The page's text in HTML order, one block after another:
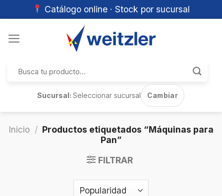
Catálogo online · Stock por sucursal
por:
Sucursal:Seleccionar sucursal Cambiar
Inicio / Productos etiquetados “Máquinas para
Pan”
FILTRAR